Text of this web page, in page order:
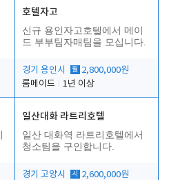
호텔자고
신규 용인자고호텔에서 메이
드 부부팀자매팀을 모십니다.
경기 용인시 월 2,800,000원
룸메이드
1년 이상
일산대화 라트리호텔
일산 대화역 라트리호텔에서
청소팀을 구인합니다.
경기 고양시 시
2,600,000원